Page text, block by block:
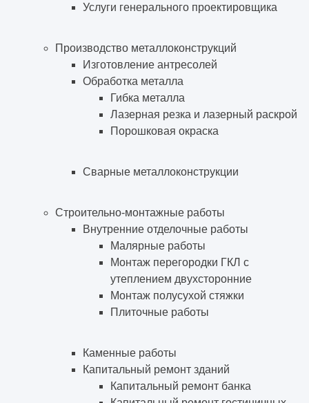
Услуги генерального проектировщика
Производство металлоконструкций
Изготовление антресолей
Обработка металла
Гибка металла
Лазерная резка и лазерный раскрой
Порошковая окраска
Сварные металлоконструкции
Строительно-монтажные работы
Внутренние отделочные работы
Малярные работы
Монтаж перегородки ГКЛ с
утеплением двухсторонние
Монтаж полусухой стяжки
Плиточные работы
Каменные работы
Капитальный ремонт зданий
Капитальный ремонт банка